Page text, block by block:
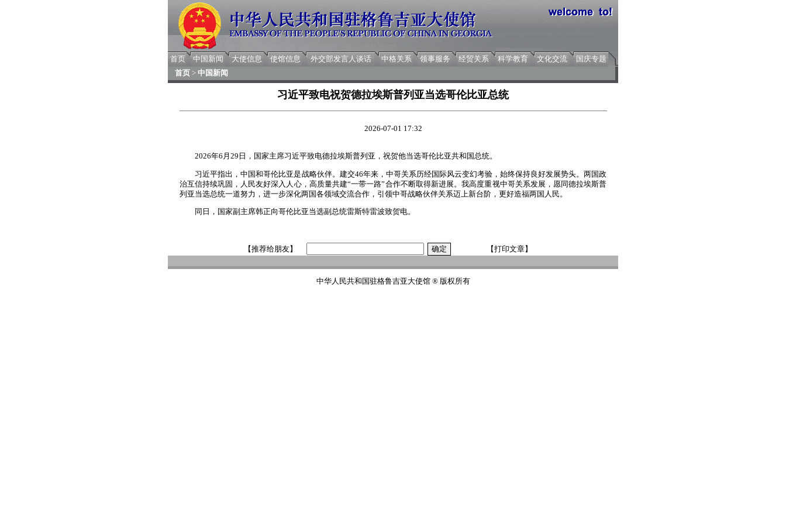
首页 中国新闻 大使信息 使馆信息 外交部发言人谈话 中格关系 领事服务 经贸关系 科学教育 文化交流
国庆专题
首页 > 中国新闻
习近平致电祝贺德拉埃斯普列亚当选哥伦比亚总统
2026-07-01 17:32
2026年6月29日，国家主席习近平致电德拉埃斯普列亚，祝贺他当选哥伦比亚共和国总统。
习近平指出，中国和哥伦比亚是战略伙伴。建交46年来，中哥关系历经国际风云变幻考验，始终保持良好发展势头。两国政
治互信持续巩固，人民友好深入人心，高质量共建“一带一路”合作不断取得新进展。我高度重视中哥关系发展，愿同德拉埃斯普
列亚当选总统一道努力，进一步深化两国各领域交流合作，引领中哥战略伙伴关系迈上新台阶，更好造福两国人民。
同日，国家副主席韩正向哥伦比亚当选副总统雷斯特雷波致贺电。
【推荐给朋友】 【打印文章】
中华人民共和国驻格鲁吉亚大使馆 ® 版权所有